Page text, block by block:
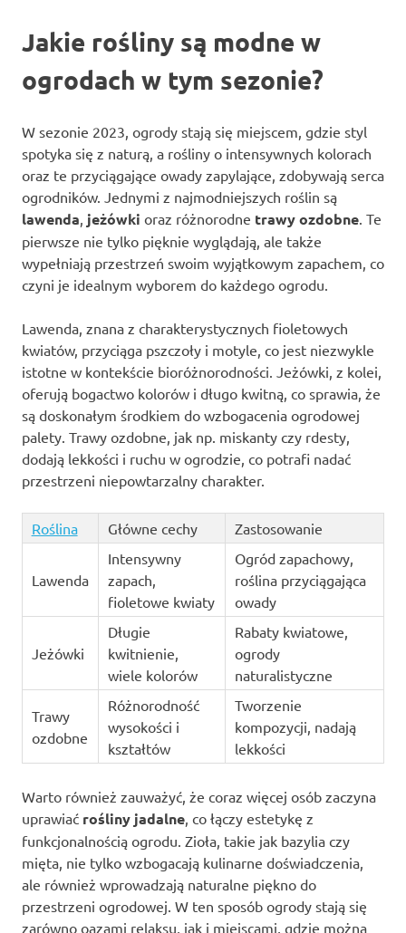
Jakie rośliny są modne w
ogrodach w tym sezonie?
W sezonie 2023, ogrody stają się miejscem, gdzie styl
spotyka się z naturą, a rośliny o intensywnych kolorach
oraz te przyciągające owady zapylające, zdobywają serca
ogrodników. Jednymi z najmodniejszych roślin są
lawenda jeżówki oraz różnorodne trawy ozdobne . Te
pierwsze nie tylko pięknie wyglądają, ale także
wypełniają przestrzeń swoim wyjątkowym zapachem, co
czyni je idealnym wyborem do każdego ogrodu.
Lawenda, znana z charakterystycznych fioletowych
kwiatów, przyciąga pszczoły i motyle, co jest niezwykle
istotne w kontekście bioróżnorodności. Jeżówki, z kolei,
oferują bogactwo kolorów i długo kwitną, co sprawia, że
są doskonałym środkiem do wzbogacenia ogrodowej
palety. Trawy ozdobne, jak np. miskanty czy rdesty,
dodają lekkości i ruchu w ogrodzie, co potrafi nadać
przestrzeni niepowtarzalny charakter.
Roślina Główne cechy Zastosowanie
Lawenda
Intensywny
zapach,
fioletowe kwiaty
Ogród zapachowy,
roślina przyciągająca
owady
Jeżówki
Długie
kwitnienie,
wiele kolorów
Rabaty kwiatowe,
ogrody
naturalistyczne
Trawy
ozdobne
Różnorodność
wysokości i
kształtów
Tworzenie
kompozycji, nadają
lekkości
Warto również zauważyć, że coraz więcej osób zaczyna
uprawiać rośliny jadalne , co łączy estetykę z
funkcjonalnością ogrodu. Zioła, takie jak bazylia czy
mięta, nie tylko wzbogacają kulinarne doświadczenia,
ale również wprowadzają naturalne piękno do
przestrzeni ogrodowej. W ten sposób ogrody stają się
zarówno oazami relaksu, jak i miejscami, gdzie można